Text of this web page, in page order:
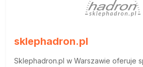
sklephadron.pl
Sklephadron.pl w Warszawie oferuje